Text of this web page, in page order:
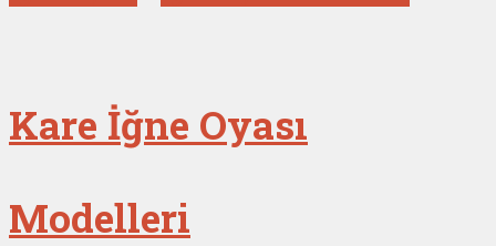
Kare İğne Oyası
Modelleri